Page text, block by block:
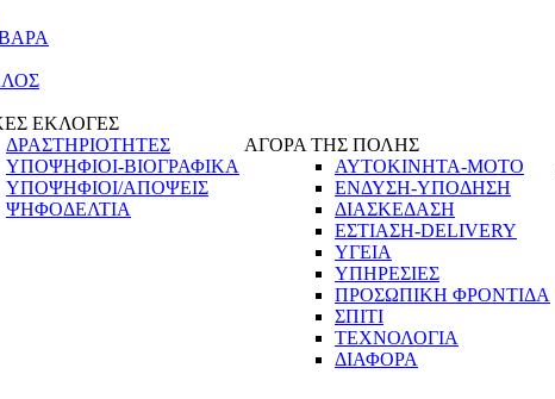
ΕΚΛΟΓΕΣ
ΔΡΑΣΤΗΡΙΟΤΗΤΕΣ
ΥΠΟΨΗΦΙΟΙ-ΒΙΟΓΡΑΦΙΚΑ
ΥΠΟΨΗΦΙΟΙ/ΑΠΟΨΕΙΣ
ΨΗΦΟΔΕΛΤΙΑ
ΑΓΟΡΑ ΤΗΣ ΠΟΛΗΣ
ΑΥΤΟΚΙΝΗΤΑ-ΜΟΤΟ
ΕΝΔΥΣΗ-ΥΠΟΔΗΣΗ
ΔΙΑΣΚΕΔΑΣΗ
ΕΣΤΙΑΣΗ-DELIVERY
ΥΓΕΙΑ
ΥΠΗΡΕΣΙΕΣ
ΠΡΟΣΩΠΙΚΗ ΦΡΟΝΤΙΔΑ
ΣΠΙΤΙ
ΤΕΧΝΟΛΟΓΙΑ
ΔΙΑΦΟΡΑ